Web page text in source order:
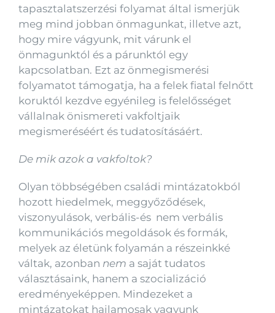
tapasztalatszerzési folyamat által ismerjük
meg mind jobban önmagunkat, illetve azt,
hogy mire vágyunk, mit várunk el
önmagunktól és a párunktól egy
kapcsolatban. Ezt az önmegismerési
folyamatot támogatja, ha a felek fiatal felnőtt
koruktól kezdve egyénileg is felelősséget
vállalnak önismereti vakfoltjaik
megismeréséért és tudatosításáért.
De mik azok a vakfoltok?
Olyan többségében családi mintázatokból
hozott hiedelmek, meggyőződések,
viszonyulások, verbális-és nem verbális
kommunikációs megoldások és formák,
melyek az életünk folyamán a részeinkké
váltak, azonban nem a saját tudatos
választásaink, hanem a szocializáció
eredményeképpen. Mindezeket a
mintázatokat hajlamosak vagyunk